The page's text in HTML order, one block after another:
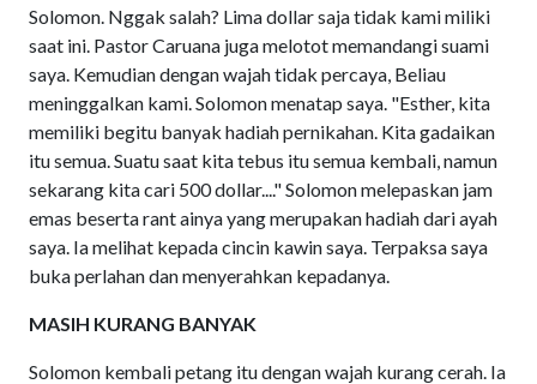
Solomon. Nggak salah? Lima dollar saja tidak kami miliki
saat ini. Pastor Caruana juga melotot memandangi suami
saya. Kemudian dengan wajah tidak percaya, Beliau
meninggalkan kami. Solomon menatap saya. "Esther, kita
memiliki begitu banyak hadiah pernikahan. Kita gadaikan
itu semua. Suatu saat kita tebus itu semua kembali, namun
sekarang kita cari 500 dollar...." Solomon melepaskan jam
emas beserta rant ainya yang merupakan hadiah dari ayah
saya. Ia melihat kepada cincin kawin saya. Terpaksa saya
buka perlahan dan menyerahkan kepadanya.
MASIH KURANG BANYAK
Solomon kembali petang itu dengan wajah kurang cerah. Ia